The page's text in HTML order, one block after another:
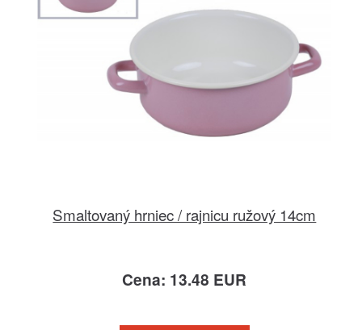
Smaltovaný hrniec / rajnicu ružový 14cm
Cena: 13.48 EUR